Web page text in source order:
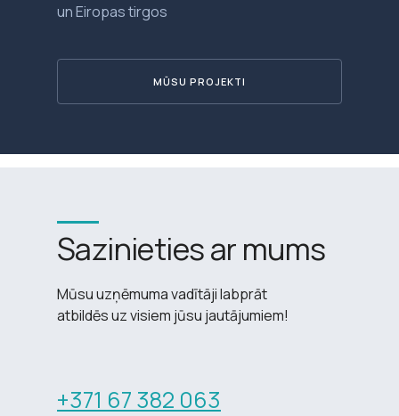
MŪSU PROJEKTI
un Eiropas tirgos
Mūsu uzņēmuma vadītāji labprāt
atbildēs uz visiem jūsu jautājumiem!
Sazinieties ar mums
+371 67 382 063